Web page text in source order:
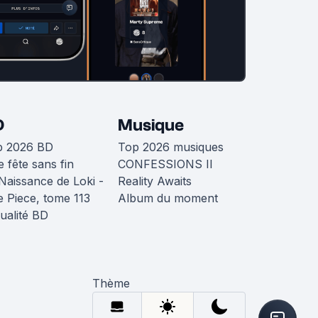
2026 BD
fête sans fin
de Loki -
Piece, tome 113
BD
Musique
Top 2026 musiques
CONFESSIONS II
Reality Awaits
Album du moment
Thème